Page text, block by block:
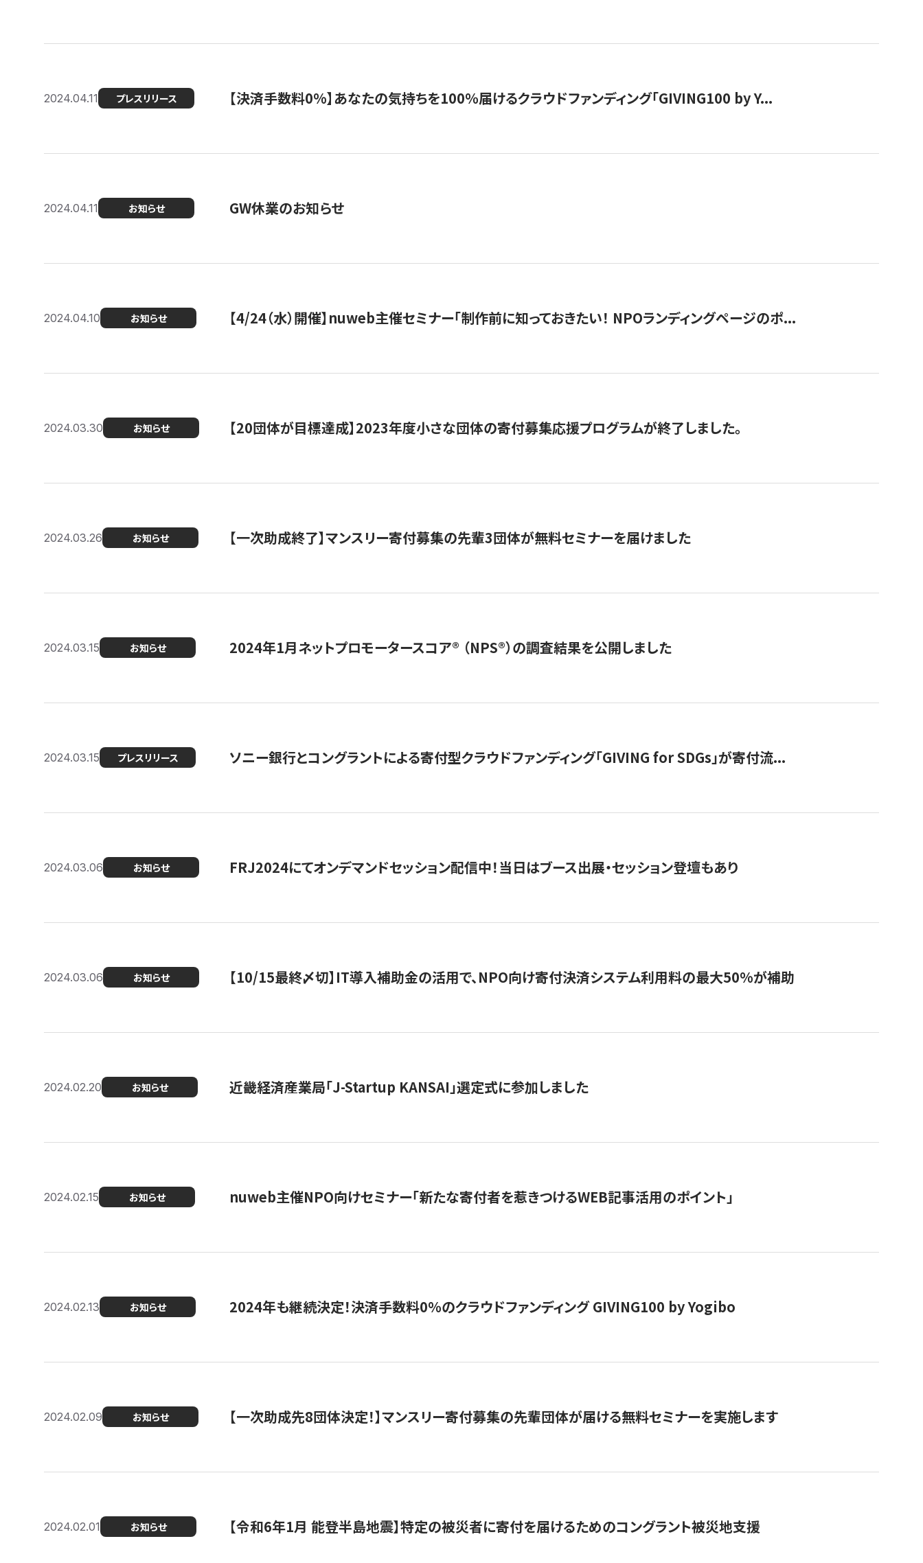
2024.04.11 プレスリリース 【決済手数料0%】あなたの気持ちを100％届けるクラウドファンディング「GIVING100 by Y...
2024.04.11 お知らせ GW休業のお知らせ
2024.04.10 お知らせ 【4/24（水）開催】nuweb主催セミナー「制作前に知っておきたい！ NPOランディングページのポ...
2024.03.30 お知らせ 【20団体が目標達成】2023年度小さな団体の寄付募集応援プログラムが終了しました。
2024.03.26 お知らせ 【一次助成終了】マンスリー寄付募集の先輩3団体が無料セミナーを届けました
2024.03.15 お知らせ 2024年1月ネットプロモータースコア®︎ （NPS®︎）の調査結果を公開しました
2024.03.15 プレスリリース ソニー銀行とコングラントによる寄付型クラウドファンディング「GIVING for SDGs」が寄付流...
2024.03.06 お知らせ FRJ2024にてオンデマンドセッション配信中！当日はブース出展・セッション登壇もあり
2024.03.06 お知らせ 【10/15最終〆切】IT導入補助金の活用で、NPO向け寄付決済システム利用料の最大50%が補助
2024.02.20 お知らせ 近畿経済産業局「J-Startup KANSAI」選定式に参加しました
2024.02.15 お知らせ nuweb主催NPO向けセミナー「新たな寄付者を惹きつけるWEB記事活用のポイント」
2024.02.13 お知らせ 2024年も継続決定！決済手数料0％のクラウドファンディング GIVING100 by Yogibo
2024.02.09 お知らせ 【一次助成先8団体決定！】マンスリー寄付募集の先輩団体が届ける無料セミナーを実施します
2024.02.01 お知らせ 【令和6年1月 能登半島地震】特定の被災者に寄付を届けるためのコングラント被災地支援